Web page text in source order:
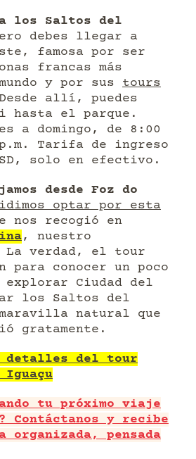
los Saltos del
debes llegar a
famosa por ser
francas más
y por sus tours
allí, puedes
hasta el parque.
a domingo, de 8:00
Tarifa de ingreso
solo en efectivo.
desde Foz do
optar por esta
nos recogió en
, nuestro
La verdad, el tour
para conocer un poco
explorar Ciudad del
los Saltos del
maravilla natural que
gratamente.
detalles del tour
Iguaçu
tu próximo viaje
Contáctanos y recibe
organizada, pensada